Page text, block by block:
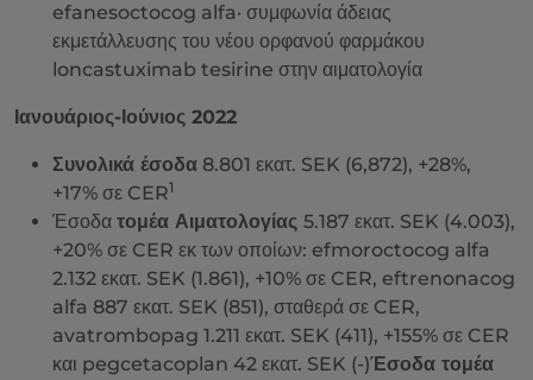
efanesoctocog alfa· συμφωνία άδειας
εκμετάλλευσης του νέου ορφανού φαρμάκου
loncastuximab tesirine στην αιματολογία
Ιανουάριος-Ιούνιος 2022
Συνολικά έσοδα 8.801 εκατ. SEK (6,872), +28%,
+17% σε CER1
Έσοδα τομέα Αιματολογίας 5.187 εκατ. SEK (4.003),
+20% σε CER εκ των οποίων: efmoroctocog alfa
2.132 εκατ. SEK (1.861), +10% σε CER, eftrenonacog
alfa 887 εκατ. SEK (851), σταθερά σε CER,
avatrombopag 1.211 εκατ. SEK (411), +155% σε CER
και pegcetacoplan 42 εκατ. SEK (-)Έσοδα τομέα